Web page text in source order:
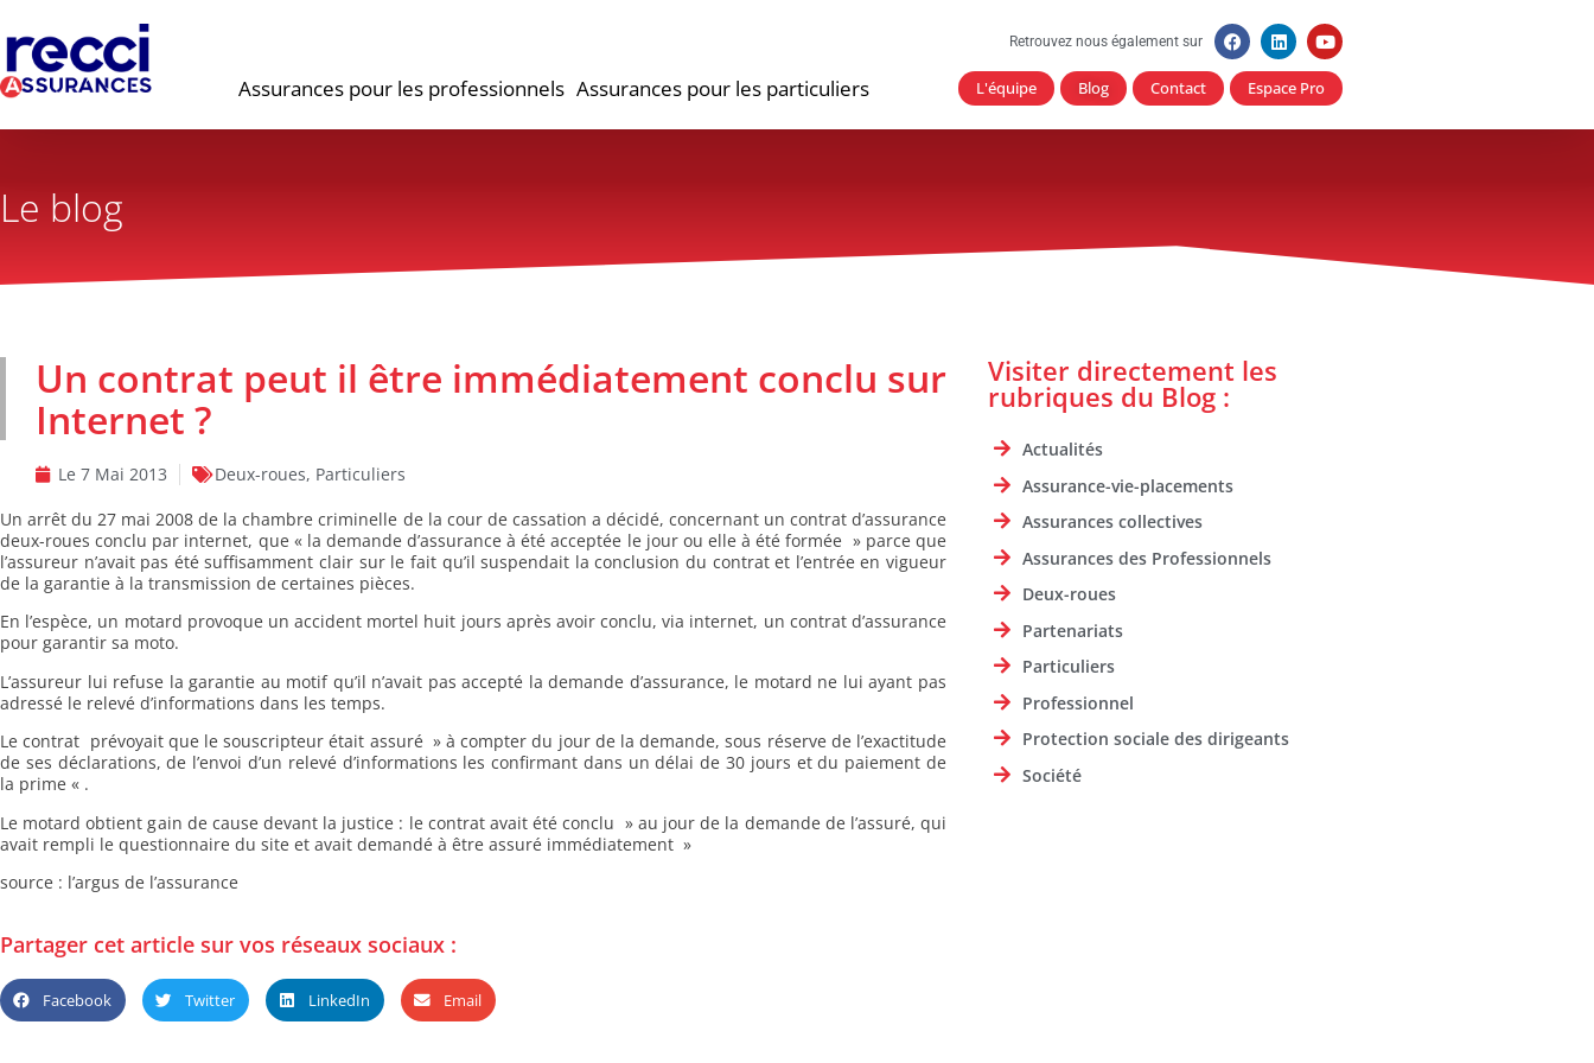
Assurances pour les professionnels Assurances pour les particuliers
Retrouvez nous également sur
L'équipe Blog Contact Espace Pro
Le blog
Un contrat peut il être immédiatement conclu sur
Internet ?
Le 7 Mai 2013 Deux-roues, Particuliers
Un arrêt du 27 mai 2008 de la chambre criminelle de la cour de cassation a décidé, concernant un contrat d’assurance
deux-roues conclu par internet, que « la demande d’assurance à été acceptée le jour ou elle à été formée » parce que
l’assureur n’avait pas été suffisamment clair sur le fait qu’il suspendait la conclusion du contrat et l’entrée en vigueur
de la garantie à la transmission de certaines pièces.
En l’espèce, un motard provoque un accident mortel huit jours après avoir conclu, via internet, un contrat d’assurance
pour garantir sa moto.
L’assureur lui refuse la garantie au motif qu’il n’avait pas accepté la demande d’assurance, le motard ne lui ayant pas
adressé le relevé d’informations dans les temps.
Le contrat prévoyait que le souscripteur était assuré » à compter du jour de la demande, sous réserve de l’exactitude
de ses déclarations, de l’envoi d’un relevé d’informations les confirmant dans un délai de 30 jours et du paiement de
la prime « .
Le motard obtient gain de cause devant la justice : le contrat avait été conclu » au jour de la demande de l’assuré, qui
avait rempli le questionnaire du site et avait demandé à être assuré immédiatement »
source : l’argus de l’assurance
Partager cet article sur vos réseaux sociaux :
Facebook Twitter LinkedIn Email
Visiter directement les
rubriques du Blog :
Actualités
Assurance-vie-placements
Assurances collectives
Assurances des Professionnels
Deux-roues
Partenariats
Particuliers
Professionnel
Protection sociale des dirigeants
Société